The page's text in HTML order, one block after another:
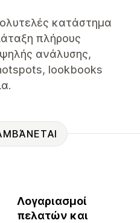
κατάστημα
πλήρους
ανάλυσης,
lookbooks
Λογαριασμοί
πελατών και